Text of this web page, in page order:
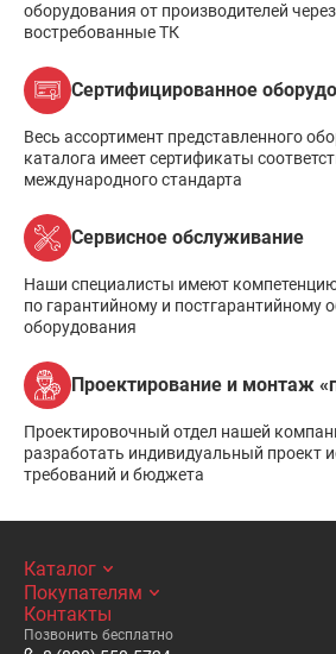
оборудования от производителей
востребованные ТК
Сертифицированное
Весь ассортимент представленного
каталога имеет сертификаты
международного стандарта
Сервисное обслуживание
Наши специалисты имеют
по гарантийному и постгарантийному
оборудования
Проектирование и монтаж
Проектировочный отдел нашей
разработать индивидуальный проект
требований и бюджета
Каталог
Покупателям
Контакты
Позвонить бесплатно